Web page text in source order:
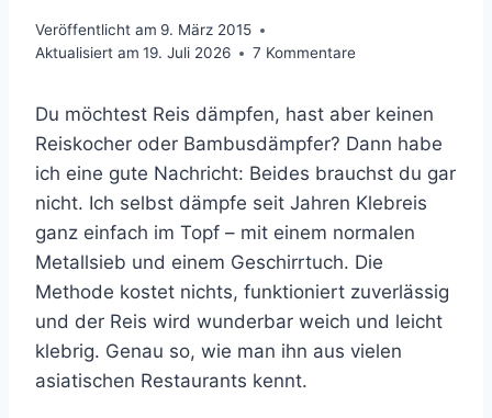
Veröffentlicht am 9. März 2015
Aktualisiert am 19. Juli 2026 7 Kommentare
Du möchtest Reis dämpfen, hast aber keinen
Reiskocher oder Bambusdämpfer? Dann habe
ich eine gute Nachricht: Beides brauchst du gar
nicht. Ich selbst dämpfe seit Jahren Klebreis
ganz einfach im Topf – mit einem normalen
Metallsieb und einem Geschirrtuch. Die
Methode kostet nichts, funktioniert zuverlässig
und der Reis wird wunderbar weich und leicht
klebrig. Genau so, wie man ihn aus vielen
asiatischen Restaurants kennt.